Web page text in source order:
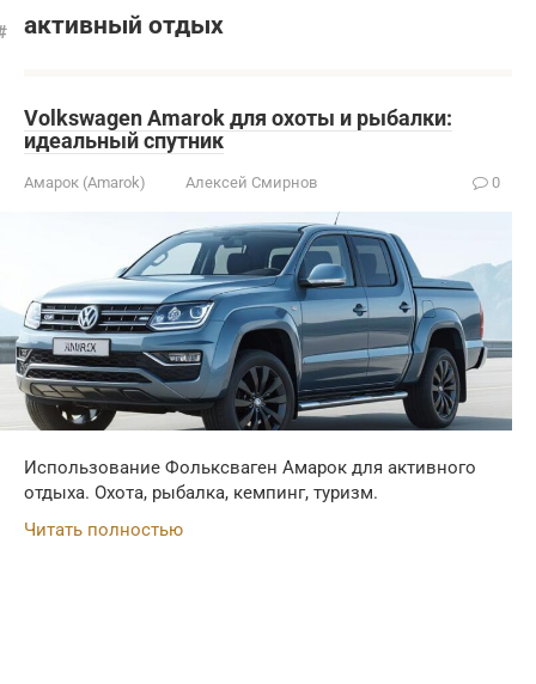
активный отдых
Volkswagen Amarok для охоты и рыбалки:
идеальный спутник
Амарок (Amarok) Алексей Смирнов 0
Использование Фольксваген Амарок для активного
отдыха. Охота, рыбалка, кемпинг, туризм.
Читать полностью